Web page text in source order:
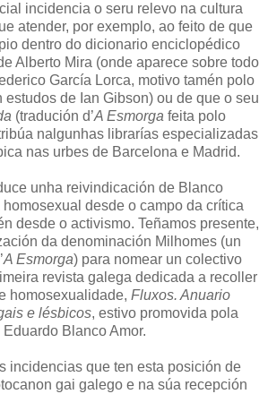
incidencia o seru relevo na cultura
atender, por exemplo, ao feito de que
dentro do dicionario enciclopédico
Alberto Mira (onde aparece sobre todo
García Lorca, motivo tamén polo
estudos de Ian Gibson) ou de que o seu
(tradución d’A Esmorga feita polo
nalgunhas librarías especializadas
nas urbes de Barcelona e Madrid.
unha reivindicación de Blanco
desde o campo da crítica
desde o activismo. Teñamos presente,
da denominación Milhomes (un
A Esmorga) para nomear un colectivo
revista galega dedicada a recoller
homosexualidade, Fluxos. Anuario
e lésbicos, estivo promovida pola
Blanco Amor.
incidencias que ten esta posición de
gai galego e na súa recepción